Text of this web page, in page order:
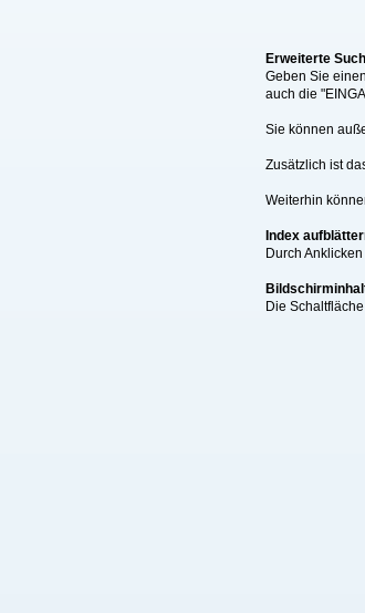
Erweiterte
Geben Sie
auch die
Sie können
Zusätzlich ist
Weiterhin
Index
Durch
Die Schaltfläche